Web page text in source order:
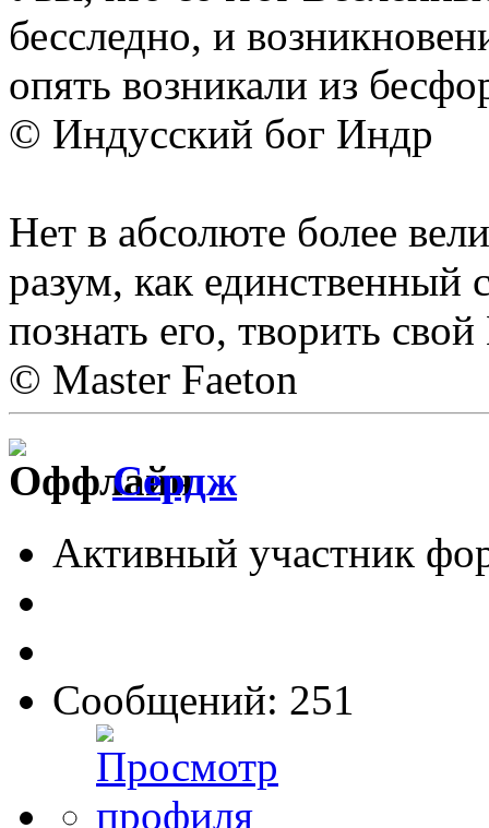
бесследно, и
опять возникали из
© Индусский бог Индр
Нет в абсолюте более
разум, как единственный
познать его, творить
© Master Faeton
Сердж
Активный участник
Сообщений: 251